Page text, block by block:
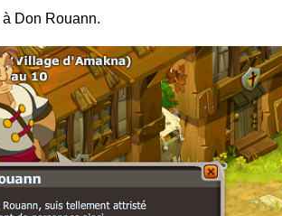
Don Rouann.